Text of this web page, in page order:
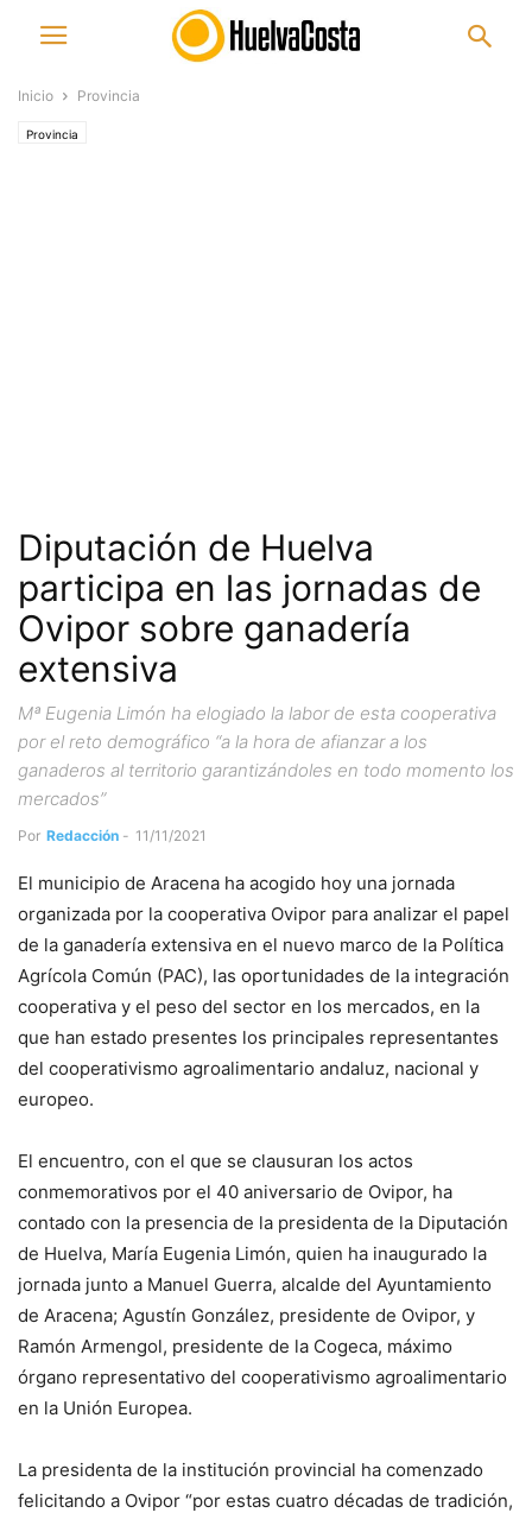
Inicio Provincia
Provincia
Diputación de Huelva
participa en las jornadas de
Ovipor sobre ganadería
extensiva
Mª Eugenia Limón ha elogiado la labor de esta cooperativa
por el reto demográfico “a la hora de afianzar a los
ganaderos al territorio garantizándoles en todo momento los
mercados”
Por Redacción - 11/11/2021
El municipio de Aracena ha acogido hoy una jornada
organizada por la cooperativa Ovipor para analizar el papel
de la ganadería extensiva en el nuevo marco de la Política
Agrícola Común (PAC), las oportunidades de la integración
cooperativa y el peso del sector en los mercados, en la
que han estado presentes los principales representantes
del cooperativismo agroalimentario andaluz, nacional y
europeo.
El encuentro, con el que se clausuran los actos
conmemorativos por el 40 aniversario de Ovipor, ha
contado con la presencia de la presidenta de la Diputación
de Huelva, María Eugenia Limón, quien ha inaugurado la
jornada junto a Manuel Guerra, alcalde del Ayuntamiento
de Aracena; Agustín González, presidente de Ovipor, y
Ramón Armengol, presidente de la Cogeca, máximo
órgano representativo del cooperativismo agroalimentario
en la Unión Europea.
La presidenta de la institución provincial ha comenzado
felicitando a Ovipor “por estas cuatro décadas de tradición,